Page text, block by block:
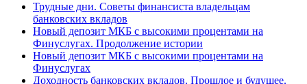
Трудные дни. Советы финансиста владельцам
банковских вкладов
Новый депозит МКБ с высокими процентами на
Финуслугах. Продолжение истории
Новый депозит МКБ с высокими процентами на
Финуслугах
Доходность банковских вкладов. Прошлое и будущее.